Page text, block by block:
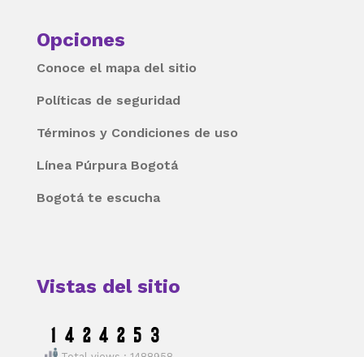
Opciones
Conoce el mapa del sitio
Políticas de seguridad
Términos y Condiciones de uso
Línea Púrpura Bogotá
Bogotá te escucha
Vistas del sitio